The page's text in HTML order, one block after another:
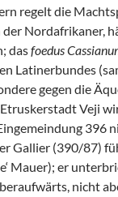
regelt die
Nordafrikaner,
dasfoedus
Latinerbundes
gegen die
Veji
396
Gallier (390/87)
Mauer); er
nicht